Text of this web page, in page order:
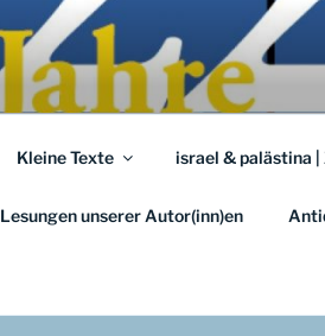
Kleine Texte israel & palästina
Lesungen unserer Autor(inn)en